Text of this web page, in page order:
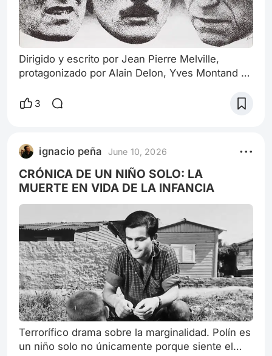
Dirigido y escrito por Jean Pierre Melville,
protagonizado por Alain Delon, Yves Montand y
moderno, autoconsciente respecto de los
comunicación constante, se trata de una pieza
que hace gala del más impecable uso de los
silencios. Lo más relevante no es exhibir las
personalidades exp
3
ignacio peña June 10, 2026
CRÓNICA DE UN NIÑO SOLO: LA
MUERTE EN VIDA DE LA INFANCIA
Terrorífico drama sobre la marginalidad. Polín es
un niño solo no únicamente porque siente el